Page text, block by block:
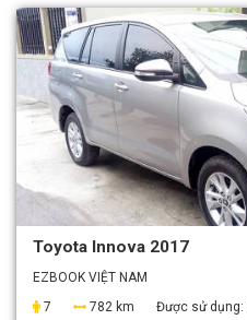
Toyota Innova 2017
EZBOOK VIỆT NAM
7
782 km Được sử dụng: